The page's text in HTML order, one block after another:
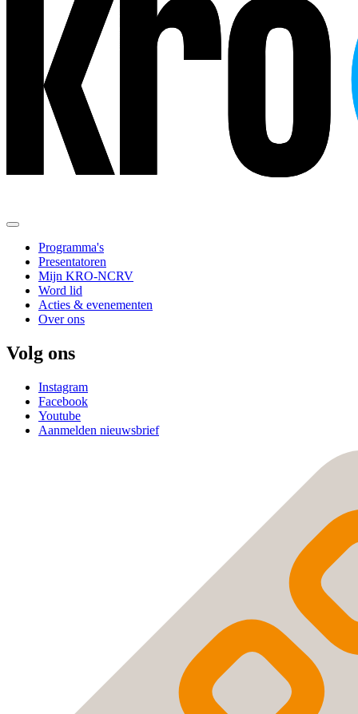
Programma's
Presentatoren
Mijn KRO-NCRV
Word lid
Acties & evenementen
Over ons
Volg ons
Instagram
Facebook
Youtube
Aanmelden nieuwsbrief